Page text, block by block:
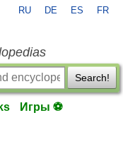
RU DE ES FR
Search!
Игры ⚽